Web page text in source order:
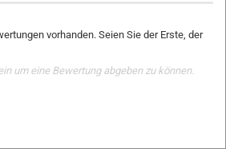
vorhanden. Seien Sie der Erste, der
um eine Bewertung abgeben zu können.